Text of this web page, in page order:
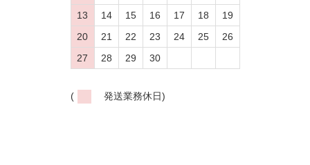
13
14 15 16 17 18
19
20
21 22 23 24 25
26
27
28 29 30
( 発送業務休日)